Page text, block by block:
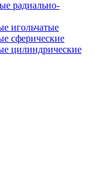
радиально-
игольчатые
сферические
цилиндрические